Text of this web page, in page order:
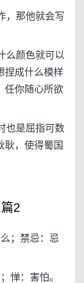
那他就会写
颜色就可以
捏成什么模样
任你随心所欲
是屈指可数
耿，使得蜀国
2
；禁忌：忌
惮：害怕。